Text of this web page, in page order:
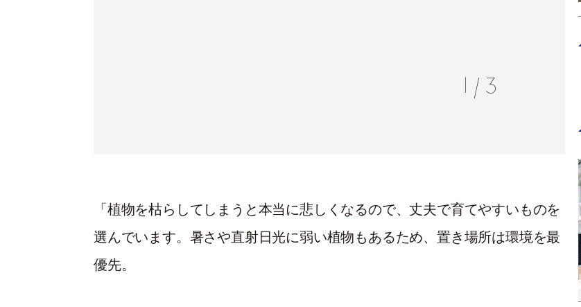
1 / 3
「植物を枯らしてしまうと本当に悲しくなるので、丈夫で育てやすいものを
選んでいます。暑さや直射日光に弱い植物もあるため、置き場所は環境を最
優先。